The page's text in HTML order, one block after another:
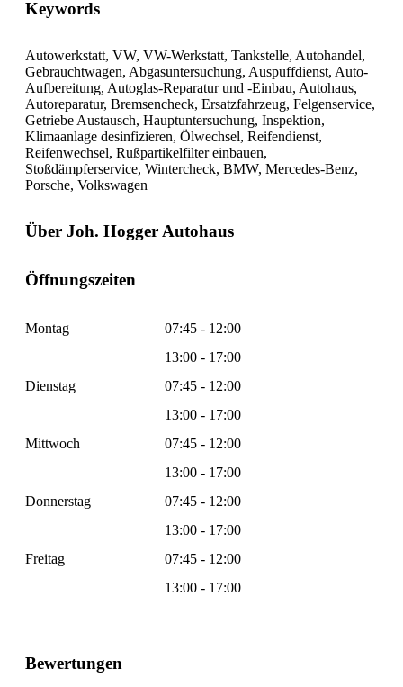
Keywords
Autowerkstatt, VW, VW-Werkstatt, Tankstelle, Autohandel,
Gebrauchtwagen, Abgasuntersuchung, Auspuffdienst, Auto-
Aufbereitung, Autoglas-Reparatur und -Einbau, Autohaus,
Autoreparatur, Bremsencheck, Ersatzfahrzeug, Felgenservice,
Getriebe Austausch, Hauptuntersuchung, Inspektion,
Klimaanlage desinfizieren, Ölwechsel, Reifendienst,
Reifenwechsel, Rußpartikelfilter einbauen,
Stoßdämpferservice, Wintercheck, BMW, Mercedes-Benz,
Porsche, Volkswagen
Über Joh. Hogger Autohaus
Öffnungszeiten
Montag
07:45 - 12:00
13:00 - 17:00
Dienstag
07:45 - 12:00
13:00 - 17:00
Mittwoch
07:45 - 12:00
13:00 - 17:00
Donnerstag
07:45 - 12:00
13:00 - 17:00
Freitag
07:45 - 12:00
13:00 - 17:00
Bewertungen